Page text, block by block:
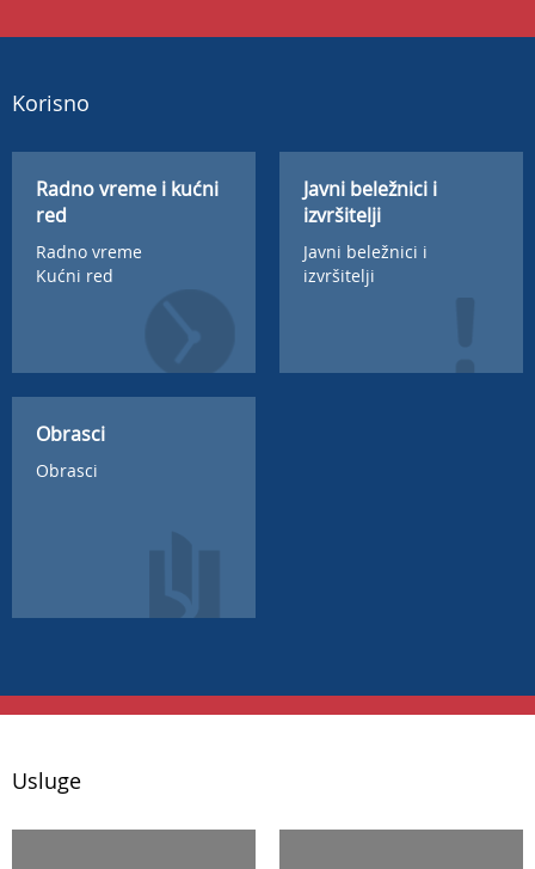
Korisno
Radno vreme i kućni
red
Radno vreme
Kućni red
Javni beležnici i
izvršitelji
Javni beležnici i
izvršitelji
Obrasci
Obrasci
Usluge